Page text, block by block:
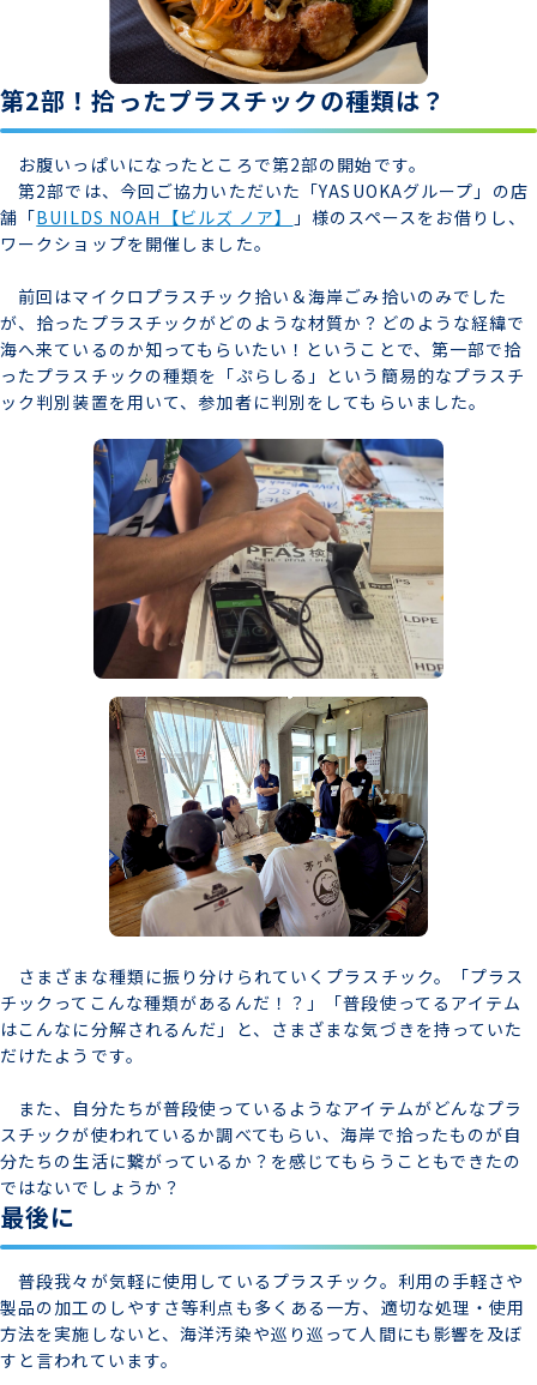
第2部！拾ったプラスチックの種類は？
お腹いっぱいになったところで第2部の開始です。
第2部では、今回ご協力いただいた「YASUOKAグループ」の店
舗「BUILDS NOAH【ビルズ ノア】
」様のスペースをお借りし、
ワークショップを開催しました。
前回はマイクロプラスチック拾い＆海岸ごみ拾いのみでした
が、拾ったプラスチックがどのような材質か？どのような経緯で
海へ来ているのか知ってもらいたい！ということで、第一部で拾
ったプラスチックの種類を「ぷらしる」という簡易的なプラスチ
ック判別装置を用いて、参加者に判別をしてもらいました。
さまざまな種類に振り分けられていくプラスチック。「プラス
チックってこんな種類があるんだ！？」「普段使ってるアイテム
はこんなに分解されるんだ」と、さまざまな気づきを持っていた
だけたようです。
また、自分たちが普段使っているようなアイテムがどんなプラ
スチックが使われているか調べてもらい、海岸で拾ったものが自
分たちの生活に繋がっているか？を感じてもらうこともできたの
ではないでしょうか？
最後に
普段我々が気軽に使用しているプラスチック。利用の手軽さや
製品の加工のしやすさ等利点も多くある一方、適切な処理・使用
方法を実施しないと、海洋汚染や巡り巡って人間にも影響を及ぼ
すと言われています。